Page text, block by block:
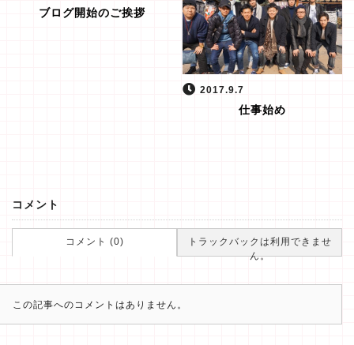
ブログ開始のご挨拶
2017.9.7
仕事始め
コメント
コメント (0)
トラックバックは利用できませ
ん。
この記事へのコメントはありません。